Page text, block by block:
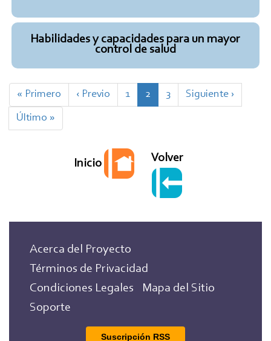
Habilidades y capacidades para un mayor
control de salud
Paginación
Primera
página
« Primero
Página
anterior
‹ Previo Page
1
Página
actual
2 Page
3
Siguiente
página
Siguiente ›
Última
página
Último »
Inicio Volver
Acerca del Proyecto
Términos de Privacidad
Condiciones Legales
Mapa del Sitio
Soporte
Suscripción RSS